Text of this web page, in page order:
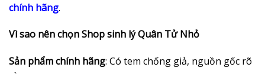
chính hãng.
Vì sao nên chọn Shop sinh lý Quân Tử Nhỏ
Sản phẩm chính hãng: Có tem chống giả, nguồn gốc rõ